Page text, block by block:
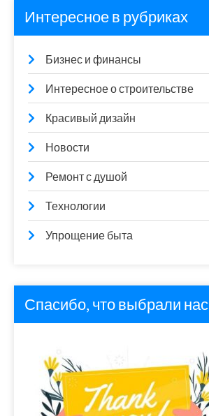
Интересное в рубриках
Бизнес и финансы
Интересное о строительстве
Красивый дизайн
Новости
Ремонт с душой
Технологии
Упрощение быта
Спасибо, что выбрали нас